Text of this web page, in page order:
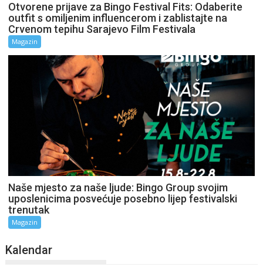
Otvorene prijave za Bingo Festival Fits: Odaberite
outfit s omiljenim influencerom i zablistajte na
Crvenom tepihu Sarajevo Film Festivala
Magazin
Naše mjesto za naše ljude: Bingo Group svojim
uposlenicima posvećuje posebno lijep festivalski
trenutak
Magazin
Kalendar